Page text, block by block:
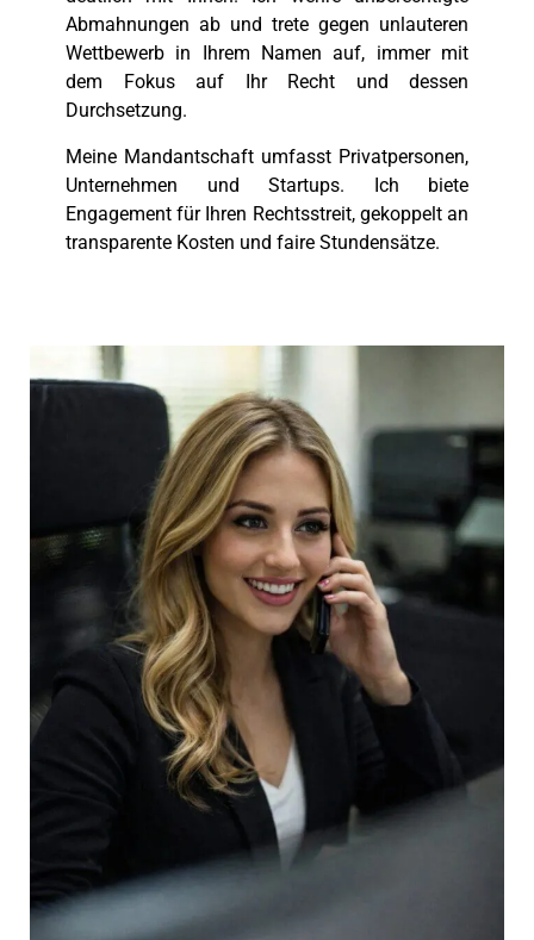
Abmahnungen ab und trete gegen unlauteren
Wettbewerb in Ihrem Namen auf, immer mit
dem Fokus auf Ihr Recht und dessen
Durchsetzung.
Meine Mandantschaft umfasst Privatpersonen,
Unternehmen und Startups. Ich biete
Engagement für Ihren Rechtsstreit, gekoppelt an
transparente Kosten und faire Stundensätze.